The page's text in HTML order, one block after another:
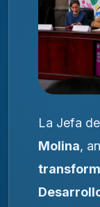
La Jefa
Molina,